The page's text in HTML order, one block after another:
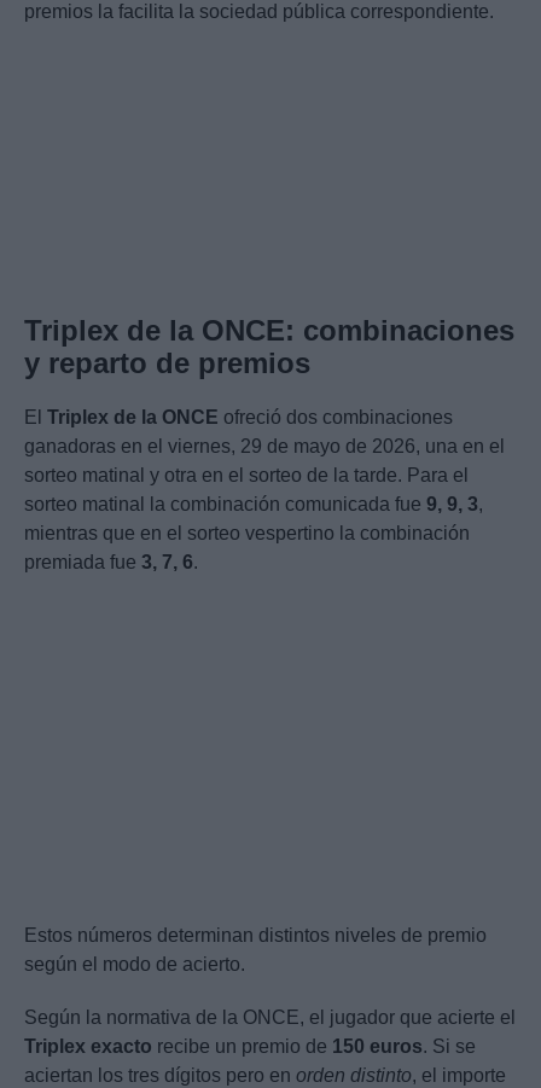
premios la facilita la sociedad pública correspondiente.
Triplex de la ONCE: combinaciones
y reparto de premios
El Triplex de la ONCE ofreció dos combinaciones
ganadoras en el viernes, 29 de mayo de 2026, una en el
sorteo matinal y otra en el sorteo de la tarde. Para el
sorteo matinal la combinación comunicada fue 9, 9, 3,
mientras que en el sorteo vespertino la combinación
premiada fue 3, 7, 6.
Estos números determinan distintos niveles de premio
según el modo de acierto.
Según la normativa de la ONCE, el jugador que acierte el
Triplex exacto recibe un premio de 150 euros. Si se
aciertan los tres dígitos pero en orden distinto, el importe